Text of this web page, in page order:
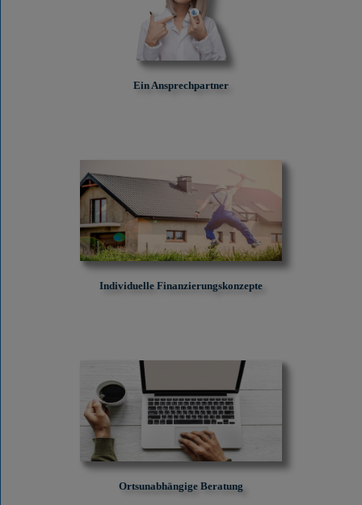
Ein Ansprechpartner
Individuelle Finanzierungskonzepte
Ortsunabhängige Beratung